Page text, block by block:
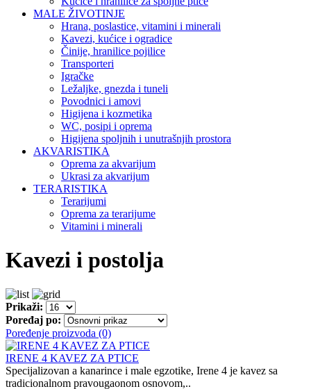
MALE ŽIVOTINJE
Hrana, poslastice, vitamini i minerali
Kavezi, kućice i ogradice
Činije, hranilice pojilice
Transporteri
Igračke
Ležaljke, gnezda i tuneli
Povodnici i amovi
Higijena i kozmetika
WC, posipi i oprema
Higijena spoljnih i unutrašnjih prostora
AKVARISTIKA
Oprema za akvarijum
Ukrasi za akvarijum
TERARISTIKA
Terarijumi
Oprema za terarijume
Vitamini i minerali
Kavezi i postolja
Prikaži:
Poređaj po:
Poređenje proizvoda (0)
IRENE 4 KAVEZ ZA PTICE
Specijalizovan a kanarince i male egzotike, Irene 4 je kavez sa
tradicionalnom pravougaonom osnovom,..